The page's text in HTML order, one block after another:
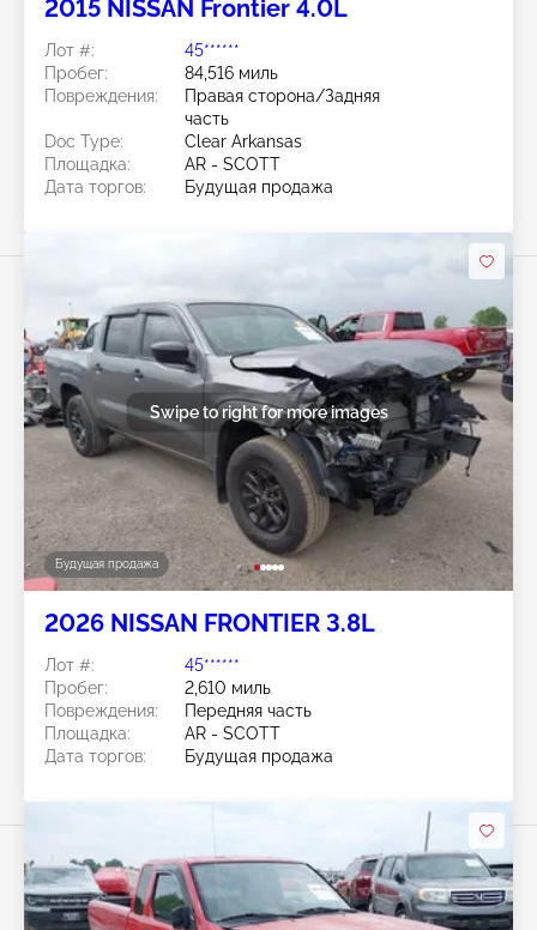
2015 NISSAN Frontier 4.0L
Лот #:
45******
Пробег:
84,516 миль
Повреждения:
Правая сторона/Задняя
часть
Doc Type:
Clear Arkansas
Площадка:
AR - SCOTT
Дата торгов:
Будущая продажа
Будущая продажа
Swipe to right for more images
2026 NISSAN FRONTIER 3.8L
Лот #:
45******
Пробег:
2,610 миль
Повреждения:
Передняя часть
Площадка:
AR - SCOTT
Дата торгов:
Будущая продажа